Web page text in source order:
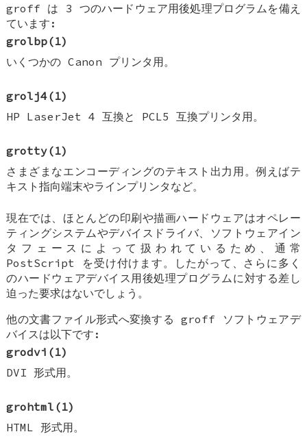
groff は 3 つのハードウェア用後処理プログラムを備え
ています:
grolbp(1)
いくつかの Canon プリンタ用。
grolj4(1)
HP LaserJet 4 互換と PCL5 互換プリンタ用。
grotty(1)
さまざまなエンコーディングのテキスト出力用。例えばテ
キスト指向端末やラインプリンタなど。
現在では、ほとんどの印刷や描画ハードウェアはオペレー
ティングシステムやデバイスドライバ、ソフトウェアイン
タフェースによって扱われているため、通常
PostScript を受け付けます。したがって、さらに多く
のハードウェアデバイス用後処理プログラムに対する差し
迫った要求はないでしょう。
他の文書ファイル形式へ変換する groff ソフトウェアデ
バイスは以下です:
grodvi (1)
DVI 形式用。
grohtml (1)
HTML 形式用。